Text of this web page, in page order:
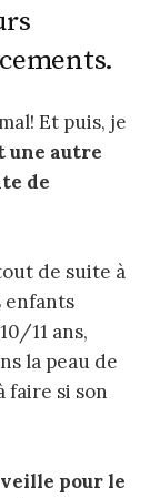
Et puis, je
une autre
de
de suite à
enfants
11 ans,
la peau de
faire si son
pour le